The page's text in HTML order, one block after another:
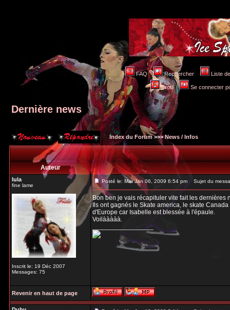
FAQ Rechercher Liste
Profil Se connecter
Dernière news
Index du Forum>>>News / Infos
Auteur
lula
fine lame
Inscrit le: 19 Déc 2007
Messages: 75
Posté le: Mar Jan 06, 2009 6:54 pm Sujet du
Bon ben je vais récapituler vite fait les dernières
Ils ont gagnés le Skate america, le skate
d'Europe car Isabelle est blessée à l'épaule.
Voilààààà.
_________________
Revenir en haut de page